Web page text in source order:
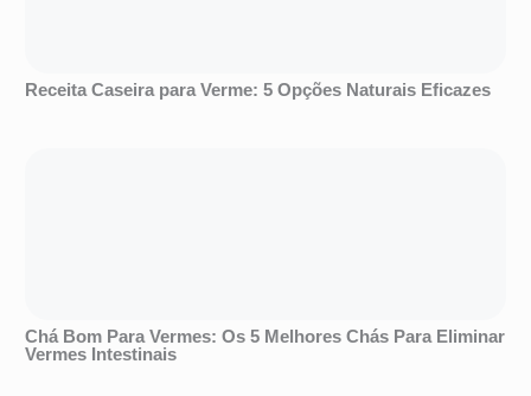
Receita Caseira para Verme: 5 Opções Naturais Eficazes
Chá Bom Para Vermes: Os 5 Melhores Chás Para Eliminar
Vermes Intestinais